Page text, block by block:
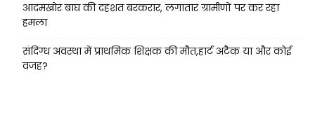
आदमखोर बाघ की दहशत बरकरार, लगातार ग्रामीणों पर कर रहा
हमला
संदिग्ध अवस्था में प्राथमिक शिक्षक की मौत,हार्ट अटैक या और कोई
वजह?